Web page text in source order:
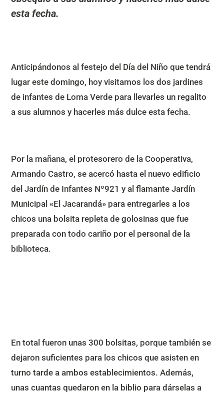
esta fecha.
Anticipándonos al festejo del Día del Niño que tendrá
lugar este domingo, hoy visitamos los dos jardines
de infantes de Loma Verde para llevarles un regalito
a sus alumnos y hacerles más dulce esta fecha.
Por la mañana, el protesorero de la Cooperativa,
Armando Castro, se acercó hasta el nuevo edificio
del Jardín de Infantes Nº921 y al flamante Jardín
Municipal «El Jacarandá» para entregarles a los
chicos una bolsita repleta de golosinas que fue
preparada con todo cariño por el personal de la
biblioteca.
En total fueron unas 300 bolsitas, porque también se
dejaron suficientes para los chicos que asisten en
turno tarde a ambos establecimientos. Además,
unas cuantas quedaron en la biblio para dárselas a